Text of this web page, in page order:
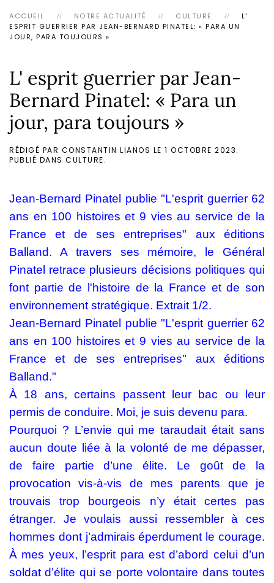
ACCUEIL NOTRE ACTUALITÉ CULTURE
L'
ESPRIT GUERRIER PAR JEAN-BERNARD PINATEL: « PARA UN
JOUR, PARA TOUJOURS »
L' esprit guerrier par Jean-
Bernard Pinatel: « Para un
jour, para toujours »
RÉDIGÉ PAR CONSTANTIN LIANOS LE 1 OCTOBRE 2023.
PUBLIÉ DANS CULTURE.
Jean-Bernard Pinatel publie "L'esprit guerrier 62
ans en 100 histoires et 9 vies au service de la
France et de ses entreprises" aux éditions
Balland. A travers ses mémoire, le Général
Pinatel retrace plusieurs décisions politiques qui
font partie de l'histoire de la France et de son
environnement stratégique. Extrait 1/2.
Jean-Bernard Pinatel publie "L'esprit guerrier 62
ans en 100 histoires et 9 vies au service de la
France et de ses entreprises" aux éditions
Balland."
À 18 ans, certains passent leur bac ou leur
permis de conduire. Moi, je suis devenu para.
Pourquoi ? L’envie qui me taraudait était sans
aucun doute liée à la volonté de me dépasser,
de faire partie d’une élite. Le goût de la
provocation vis-à-vis de mes parents que je
trouvais trop bourgeois n’y était certes pas
étranger. Je voulais aussi ressembler à ces
hommes dont j’admirais éperdument le courage.
À mes yeux, l’esprit para est d’abord celui d’un
soldat d’élite qui se porte volontaire dans toutes